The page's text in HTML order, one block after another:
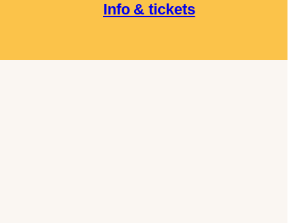
Info & tickets